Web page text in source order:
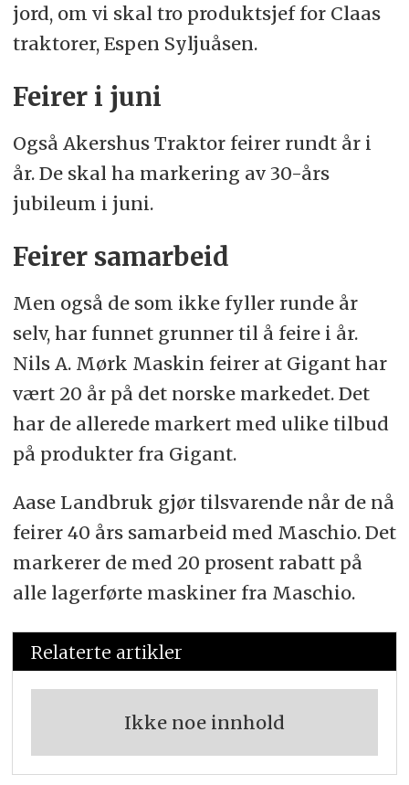
jord, om vi skal tro produktsjef for Claas
traktorer, Espen Syljuåsen.
Feirer i juni
Også Akershus Traktor feirer rundt år i
år. De skal ha markering av 30-års
jubileum i juni.
Feirer samarbeid
Men også de som ikke fyller runde år
selv, har funnet grunner til å feire i år.
Nils A. Mørk Maskin feirer at Gigant har
vært 20 år på det norske markedet. Det
har de allerede markert med ulike tilbud
på produkter fra Gigant.
Aase Landbruk gjør tilsvarende når de nå
feirer 40 års samarbeid med Maschio. Det
markerer de med 20 prosent rabatt på
alle lagerførte maskiner fra Maschio.
Relaterte artikler
Ikke noe innhold